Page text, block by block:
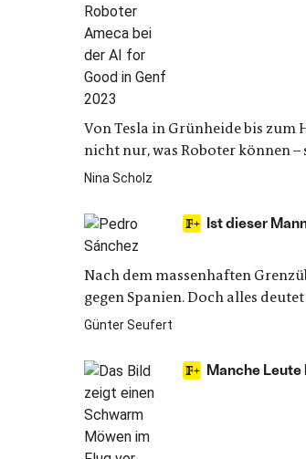
Von Tesla in Grünheide bis
nicht nur, was Roboter können
Nina Scholz
Ist dieser
Nach dem massenhaften
gegen Spanien. Doch alles
Günter Seufert
Manche